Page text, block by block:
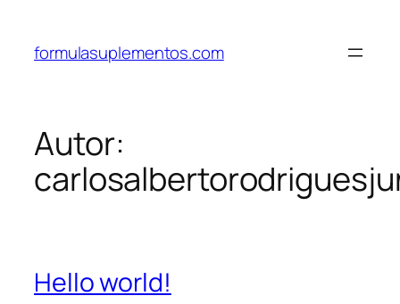
formulasuplementos.com
Autor:
Hello world!